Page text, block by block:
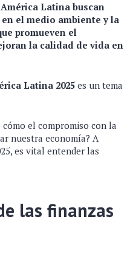
Latina buscan
el medio ambiente y la
promueven el
la calidad de vida en
Latina 2025 es un tema
el compromiso con la
nuestra economía? A
es vital entender las
las finanzas